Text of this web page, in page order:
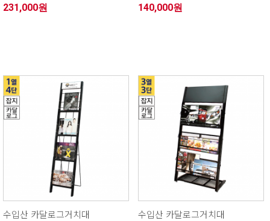
231,000원
140,000원
수입산 카달로그거치대 수입산 카달로그거치대